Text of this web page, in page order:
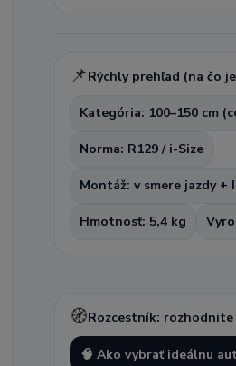
📌Rýchly prehľad (na čo
Kategória: 100–150 cm
Norma: R129 / i-Size
Montáž: v smere jazdy +
Hmotnosť: 5,4 kg
🧭Rozcestník: rozhodnite
🧠 Ako vybrať ideálnu